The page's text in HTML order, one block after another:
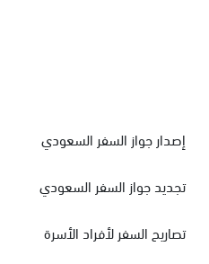
إصدار جواز السفر السعودي
تجديد جواز السفر السعودي
تصاريح السفر لأفراد الأسرة